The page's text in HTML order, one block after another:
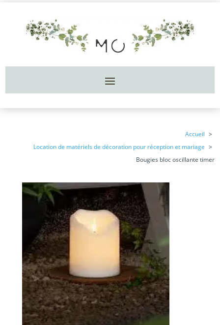
Accueil
Location de matériels de décoration pour réception et mariage
Bougies bloc oscillante timer